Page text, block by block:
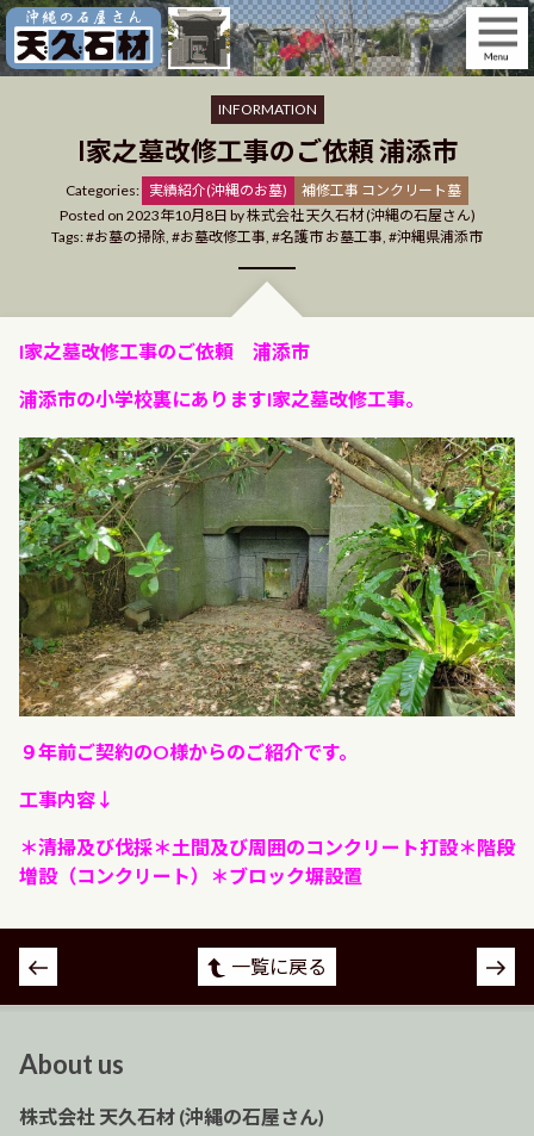
Skip
to
content
INFORMATION
I家之墓改修工事のご依頼 浦添市
Categories: Categories
実績紹介(沖縄のお墓)
補修工事 コンクリート墓
Posted on 2023年10月8日 by株式会社 天久石材 (沖縄の石屋さん)
Tags:
お墓の掃除, お墓改修工事, 名護市 お墓工事, 沖縄県浦添市
I家之墓改修工事のご依頼 浦添市
浦添市の小学校裏にありますI家之墓改修工事。
９年前ご契約のO様からのご紹介です。
工事内容↓
＊清掃及び伐採＊土間及び周囲のコンクリート打設＊階段
増設（コンクリート）＊ブロック塀設置
投
稿
ゲ
ー
一覧に戻る
About us
株式会社 天久石材 (沖縄の石屋さん)